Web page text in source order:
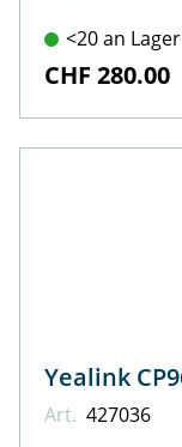
<20 an Lager
CHF 280.00
Art. 427036